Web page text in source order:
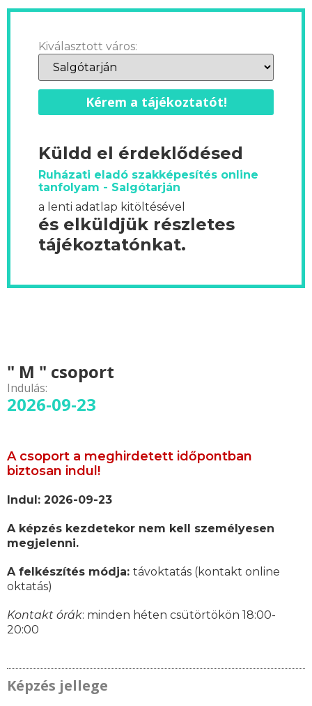
Kiválasztott város:
Kérem a tájékoztatót!
Küldd el érdeklődésed
Ruházati eladó szakképesítés online
tanfolyam - Salgótarján
a lenti adatlap kitöltésével
és elküldjük részletes
tájékoztatónkat.
" M " csoport
Indulás:
2026-09-23
A csoport a meghirdetett időpontban
biztosan indul!
Indul: 2026-09-23
A képzés kezdetekor nem kell személyesen
megjelenni.
A felkészítés módja: távoktatás (kontakt online
oktatás)
Kontakt órák: minden héten csütörtökön 18:00-
20:00
Képzés jellege